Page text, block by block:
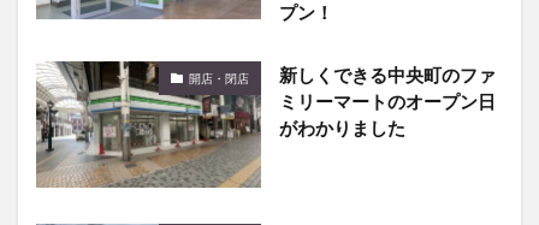
プン！
開店・閉店
新しくできる中央町のファ
ミリーマートのオープン日
がわかりました